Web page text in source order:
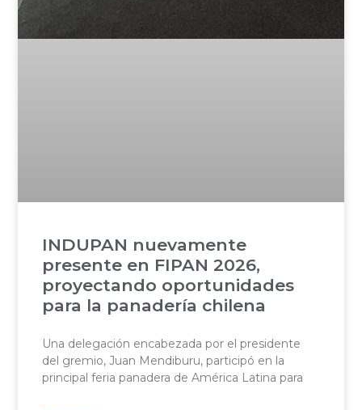
INDUPAN nuevamente
presente en FIPAN 2026,
proyectando oportunidades
para la panadería chilena
Una delegación encabezada por el presidente
del gremio, Juan Mendiburu, participó en la
principal feria panadera de América Latina para